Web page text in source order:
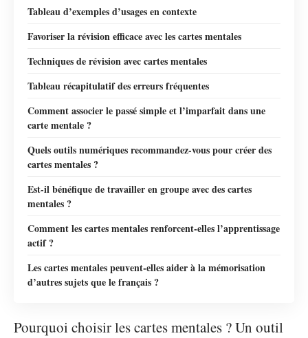
Tableau d’exemples d’usages en contexte
Favoriser la révision efficace avec les cartes mentales
Techniques de révision avec cartes mentales
Tableau récapitulatif des erreurs fréquentes
Comment associer le passé simple et l’imparfait dans une
carte mentale ?
Quels outils numériques recommandez-vous pour créer des
cartes mentales ?
Est-il bénéfique de travailler en groupe avec des cartes
mentales ?
Comment les cartes mentales renforcent-elles l’apprentissage
actif ?
Les cartes mentales peuvent-elles aider à la mémorisation
d’autres sujets que le français ?
Pourquoi choisir les cartes mentales ? Un outil